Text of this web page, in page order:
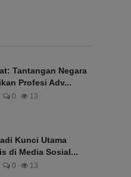
Tantangan Negara
Profesi Adv...
0 13
Kunci Utama
di Media Sosial...
0 13